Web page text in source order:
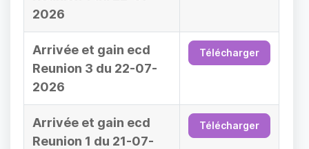
2026
Arrivée et gain ecd
Reunion 3 du 22-07-
2026
Télécharger
Arrivée et gain ecd
Reunion 1 du 21-07-
Télécharger